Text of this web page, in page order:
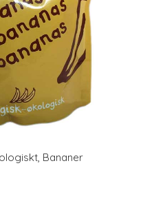
, Bananer